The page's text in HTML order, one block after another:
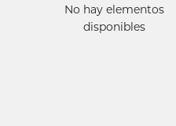
No hay elementos
disponibles